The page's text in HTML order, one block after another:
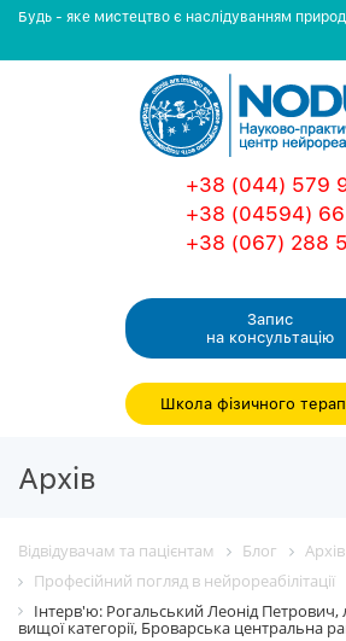
Будь - яке мистецтво є наслідуванням
+38 (044) 579
+38 (04594)
+38 (067) 288
Запис
на консультацiю
Школа фізичного
Архiв
Відвідувачам та пацієнтам Блог
Архiв
Професійний погляд в нейрореабілітації
Інтерв'ю: Рогальський Леонід Петрович,
вищої категорії, Броварська центральна